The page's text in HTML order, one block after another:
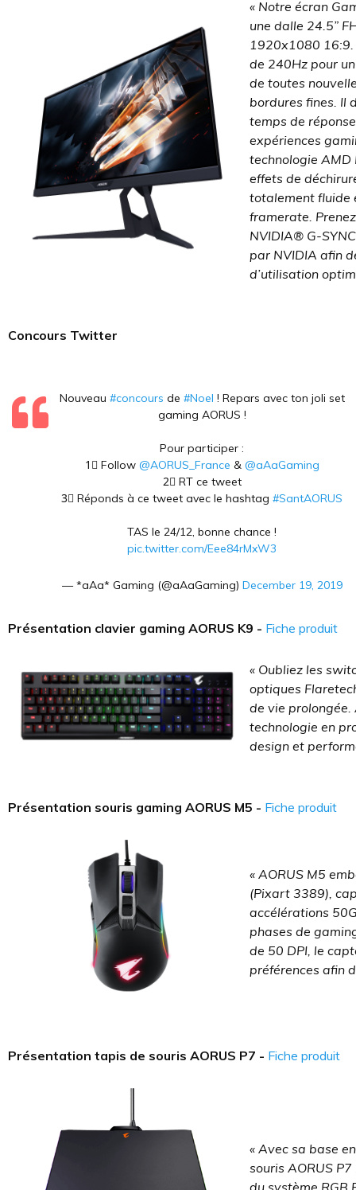
« Notre écran
une dalle 24.5”
1920x1080 16:9.
de 240Hz pour
de toutes
bordures fines. Il
temps de
expériences
technologie
effets de
totalement fluide
framerate.
NVIDIA® G-
par NVIDIA afin
d’utilisation
Concours Twitter
Nouveau #concours de #Noel ! Repars avec ton joli set
gaming AORUS !
Pour participer :
1⃣ Follow @AORUS_France & @aAaGaming
2⃣ RT ce tweet
3⃣ Réponds à ce tweet avec le hashtag #SantAORUS
TAS le 24/12, bonne chance !
pic.twitter.com/Eee84rMxW3
— *aAa* Gaming (@aAaGaming) December 19, 2019
Présentation clavier gaming AORUS K9 - Fiche produit
« Oubliez les
optiques
de vie prolongée.
technologie en
design et
Présentation souris gaming AORUS M5 - Fiche produit
« AORUS M5
(Pixart 3389),
accélérations
phases de
de 50 DPI, le
préférences afin
Présentation tapis de souris AORUS P7 - Fiche produit
« Avec sa base
souris AORUS
du système RGB